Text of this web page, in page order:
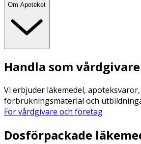
Om Apoteket
Handla som
Vi erbjuder läkemedel, apoteksvaror,
förbrukningsmaterial och
För vårdgivare och företag
Dosförpackade